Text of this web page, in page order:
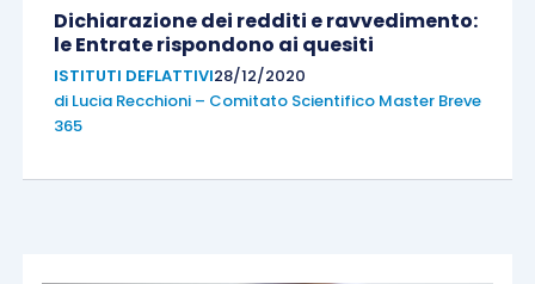
Dichiarazione dei redditi e ravvedimento:
le Entrate rispondono ai quesiti
ISTITUTI DEFLATTIVI28/12/2020
di Lucia Recchioni – Comitato Scientifico Master Breve
365